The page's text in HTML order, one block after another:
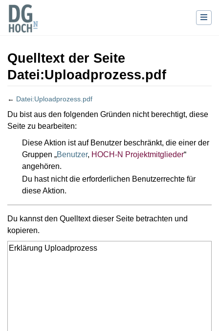
Quelltext der Seite
Datei:Uploadprozess.pdf
← Datei:Uploadprozess.pdf
Wechseln zu: Navigation Suche
Du bist aus den folgenden Gründen nicht berechtigt, diese
Seite zu bearbeiten:
Diese Aktion ist auf Benutzer beschränkt, die einer der
Gruppen „Benutzer, HOCH-N Projektmitglieder“
angehören.
Du hast nicht die erforderlichen Benutzerrechte für
diese Aktion.
Du kannst den Quelltext dieser Seite betrachten und
kopieren.